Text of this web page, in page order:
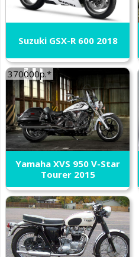
Suzuki GSX-R 600 2018
370000р.*
Yamaha XVS 950 V-Star
Tourer 2015